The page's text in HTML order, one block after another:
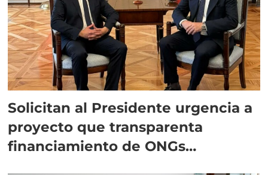
Solicitan al Presidente urgencia a
proyecto que transparenta
financiamiento de ONGs